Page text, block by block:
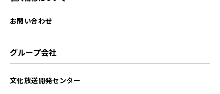
お問い合わせ
グループ会社
文化放送開発センター